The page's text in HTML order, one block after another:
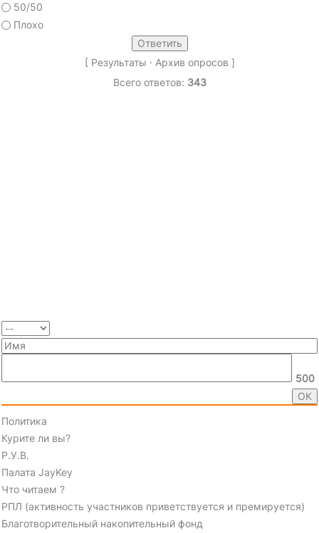
50/50
Плохо
[ Результаты · Архив опросов ]
Всего ответов: 343
500
Политика
Курите ли вы?
Р.У.В.
Палата JayKey
Что читаем ?
РПЛ (активность участников приветствуется и премируется)
Благотворительный накопительный фонд